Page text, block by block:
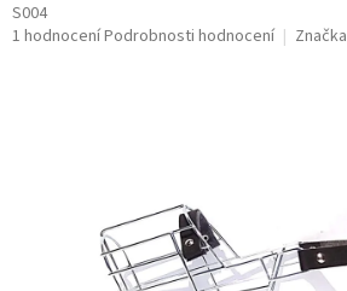
S004
Průměrné
1 hodnoceníPodrobnosti hodnocení